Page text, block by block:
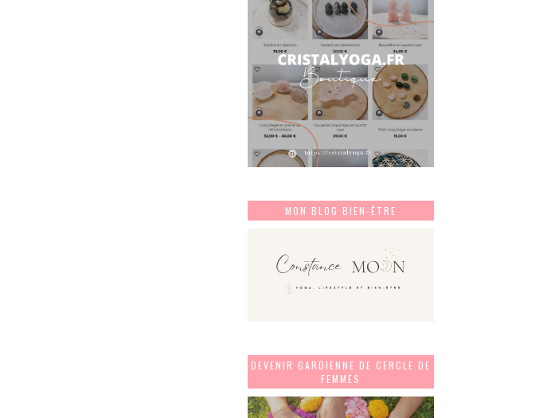
MON BLOG BIEN-ÊTRE
DEVENIR GARDIENNE DE CERCLE DE
FEMMES